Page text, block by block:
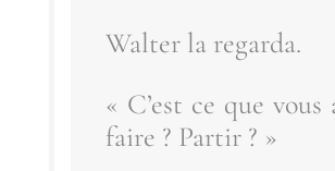
Wal­ter la regarda.
« C’est ce que vous
faire ? Partir ? »